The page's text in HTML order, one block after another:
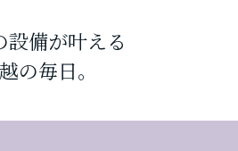
設備が叶える
の毎日。